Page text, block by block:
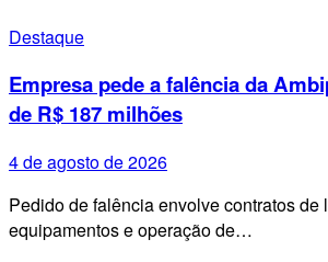
Destaque
Empresa pede a falência da
de R$ 187 milhões
4 de agosto de 2026
Pedido de falência envolve contratos de
equipamentos e operação de…